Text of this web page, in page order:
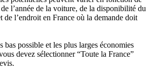
l’année de la voiture, de la disponibilité du
de l’endroit en France où la demande doit
possible et les plus larges économies
devez sélectionner “Toute la France”